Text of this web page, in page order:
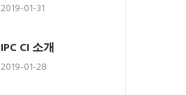
2019-01-31
IPC CI 소개
2019-01-28